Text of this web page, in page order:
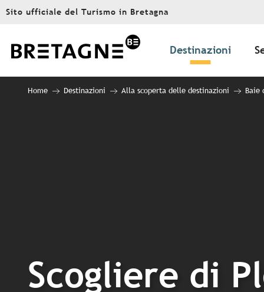
Aller
principal
Sito ufficiale del Turismo in Bretagna
Destinazioni
Home Destinazioni Alla scoperta delle destinazioni Baie
Scogliere di